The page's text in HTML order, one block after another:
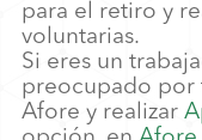
para el retiro y
voluntarias.
Si eres un
preocupado por
Afore y realizar